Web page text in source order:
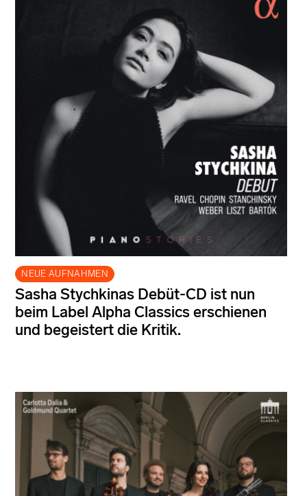
NEUE AUFNAHMEN
Sasha Stychkinas Debüt-CD ist nun
beim Label Alpha Classics erschienen
und begeistert die Kritik.